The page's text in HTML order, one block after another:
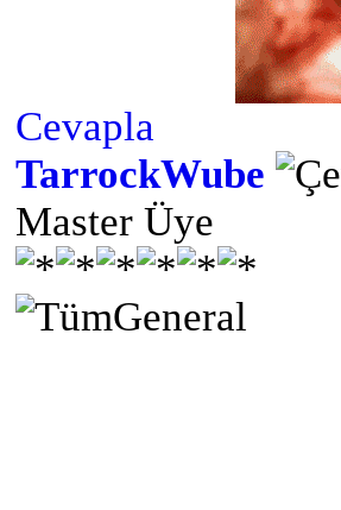
Cevapla
TarrockWube
Master Üye